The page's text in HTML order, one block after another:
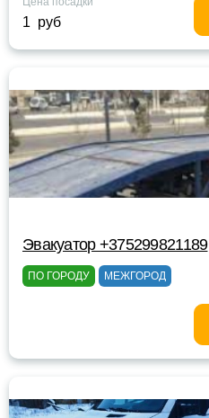
1 руб
Эвакуатор +375299821189
ПО ГОРОДУ МЕЖГОРОД